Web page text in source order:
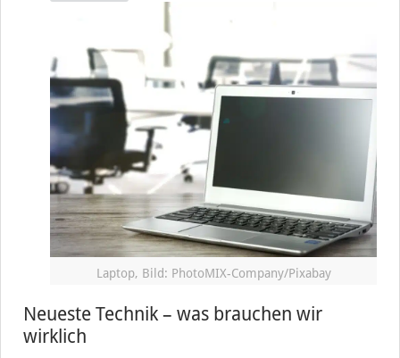
Laptop, Bild: PhotoMIX-Company/Pixabay
Neueste Technik – was brauchen wir
wirklich